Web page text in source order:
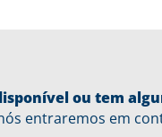
ou tem
entraremos em